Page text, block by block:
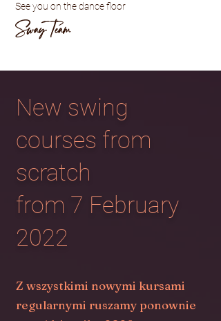
See you on the dance floor
Sway Team
New swing
courses from
scratch
from 7 February
2022
Z wszystkimi nowymi kursami
regularnymi ruszamy ponownie